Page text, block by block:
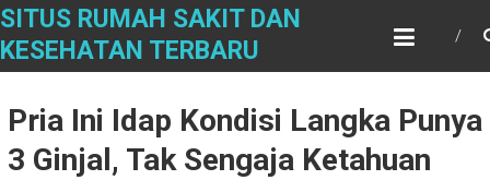
Skip
content
SITUS RUMAH SAKIT DAN
KESEHATAN TERBARU
Pria Ini Idap Kondisi Langka Punya
3 Ginjal, Tak Sengaja Ketahuan